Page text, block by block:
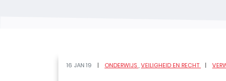
16 JAN 19 ONDERWIJS VEILIGHEID EN RECHT